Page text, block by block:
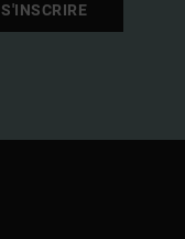
S'INSCRIRE